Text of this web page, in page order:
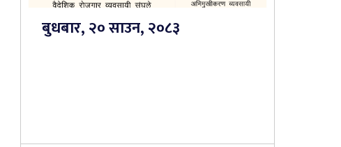
बुधबार, २० साउन, २०८३